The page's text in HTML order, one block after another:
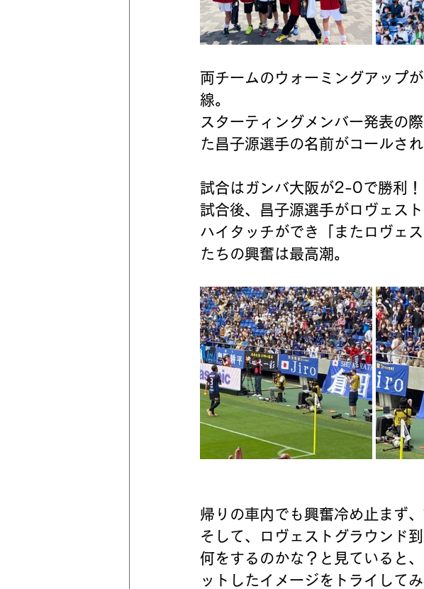
両チームのウォーミングアップ
線。
スターティングメンバー発表の
た昌子源選手の名前がコールさ
試合はガンバ大阪が2-0で勝利！
試合後、昌子源選手がロヴェス
ハイタッチができ「またロヴェ
たちの興奮は最高潮。
帰りの車内でも興奮冷め止まず
そして、ロヴェストグラウンド
何をするのかな？と見ていると
ットしたイメージをトライしてみ